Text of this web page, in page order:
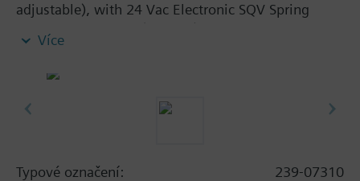
adjustable), with 24 Vac Electronic SQV Spring
Return Actuator, 3P (floating), 0-10V or 4-20mA,
Fail Closed
Více
Typové označení:
239-07310